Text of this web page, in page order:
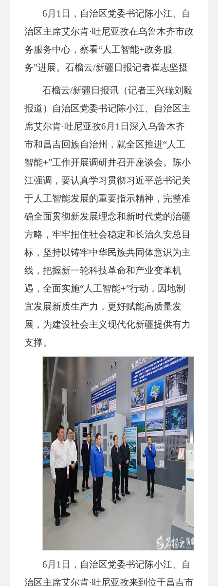
6月1日，自治区党委书记陈小江、自
治区主席艾尔肯·吐尼亚孜在乌鲁木齐市政
务服务中心，察看“人工智能+政务服
务”进展。石榴云/新疆日报记者崔志坚摄
石榴云/新疆日报讯（记者王兴瑞刘毅
报道）自治区党委书记陈小江、自治区主
席艾尔肯·吐尼亚孜6月1日深入乌鲁木齐
市和昌吉回族自治州，就全区推进“人工
智能+”工作开展调研并召开座谈会。陈小
江强调，要认真学习贯彻习近平总书记关
于人工智能发展的重要指示精神 ，完整准
确全面贯彻新发展理念和新时代党的治疆
方略， 牢牢扭住社会稳定和长治久安总目
标 ，坚持以铸牢中华民族共同体意识为主
线，把握新一轮科技革命和产业变革机
遇，全面实施“人工智能+”行动，因地制
宜发展新质生产力，更好赋能高质量发
展，为建设社会主义现代化新疆提供有力
支撑。
6月1日，自治区党委书记陈小江、自
治区主席艾尔肯·吐尼亚孜来到位于昌吉市